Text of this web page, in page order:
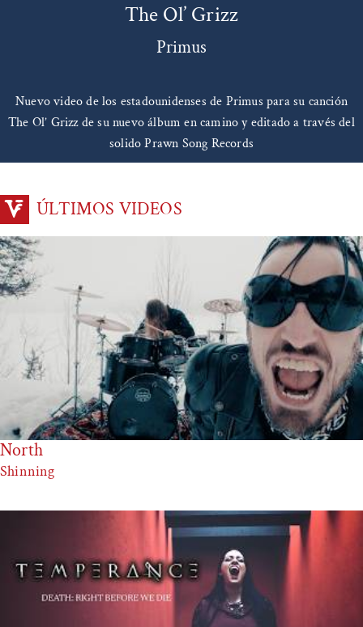
The Ol’ Grizz
Primus
Nuevo video de los estadounidenses de Primus para su canción
The Ol’ Grizz de su nuevo álbum en camino y editado a través del
solido Prawn Song Records
ÚLTIMOS VIDEOS
North
Shinning